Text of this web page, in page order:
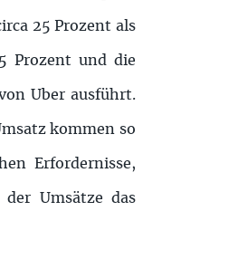
25 Prozent als
Prozent und die
Uber ausführt.
kommen so
Erfordernisse,
Umsätze das